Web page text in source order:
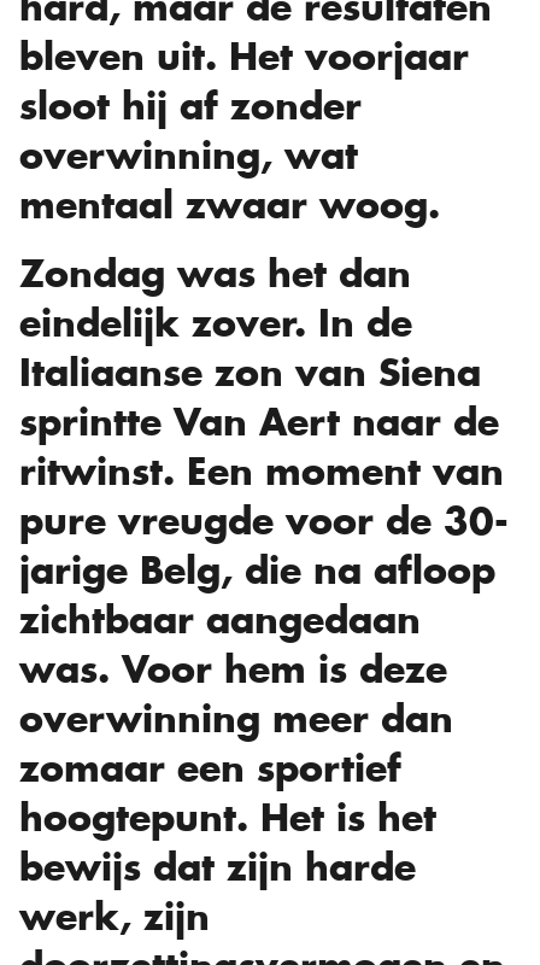
bleven uit. Het voorjaar
sloot hij af zonder
overwinning, wat
mentaal zwaar woog.
Zondag was het dan
eindelijk zover. In de
Italiaanse zon van Siena
sprintte Van Aert naar de
ritwinst. Een moment van
pure vreugde voor de 30-
jarige Belg, die na afloop
zichtbaar aangedaan
was. Voor hem is deze
overwinning meer dan
zomaar een sportief
hoogtepunt. Het is het
bewijs dat zijn harde
werk, zijn